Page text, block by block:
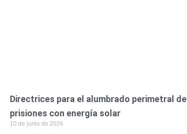
Directrices para el alumbrado perimetral de
prisiones con energía solar
10 de junio de 2026